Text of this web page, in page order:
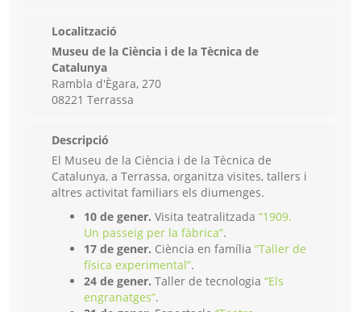
Localització
Museu de la Ciència i de la Tècnica de
Catalunya
Rambla d'Ègara, 270
08221 Terrassa
Descripció
El Museu de la Ciència i de la Tècnica de
Catalunya, a Terrassa, organitza visites, tallers i
altres activitat familiars els diumenges.
10 de gener. Visita teatralitzada “1909.
Un passeig per la fàbrica”.
17 de gener. Ciència en família “Taller de
física experimental”.
24 de gener. Taller de tecnologia “Els
engranatges”.